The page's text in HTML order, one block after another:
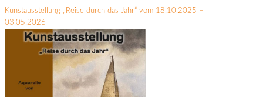
Kunstausstellung „Reise durch das Jahr“ vom 18.10.2025 –
03.05.2026